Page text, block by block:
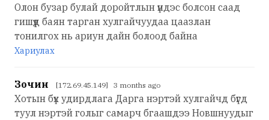
Олон бузар булай доройтлын үндэс болсон саад
гишүүд баян тарган хулгайчуудаа цаазлан
тонилгох нь ариун дайн болоод байна
Хариулах
Зочин [172.69.45.149] 3 months ago
Хотын бүх удирдлага Дарга нэртэй хулгайчд бүгд
туул нэртэй голыг самарч бгаашдээ Новшнуудыг